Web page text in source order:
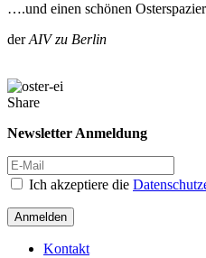
….und einen schönen
derAIV zu Berlin
Share
Newsletter Anmeldung
Ich akzeptiere die
Anmelden
Kontakt